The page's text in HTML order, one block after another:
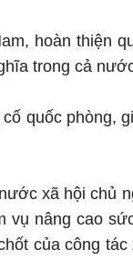
hoàn thiện
trong cả
quốc phòng,
xã hội chủ
vụ nâng cao
của công